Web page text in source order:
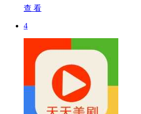
查 看
4